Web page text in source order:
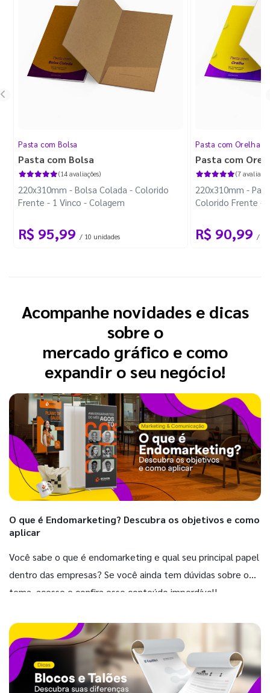
Pasta com Bolsa
Pasta com Bolsa
(14 avaliações)
220x310mm - Bolsa Colada - Colorido
Frente - 1 Vinco - Colagem
R$ 95,99 / 10 unidades
Pasta com Orelha
Pasta com
(7
220x310mm -
Colorido Frente -
R$ 90,99 / 10
Acompanhe novidades e dicas
sobre o
mercado gráfico e como
expandir o seu negócio!
O que é Endomarketing? Descubra os objetivos e como
aplicar
Você sabe o que é endomarketing e qual seu principal papel
dentro das empresas? Se você ainda tem dúvidas sobre o
tema, acesse e confira esse conteúdo imperdível!